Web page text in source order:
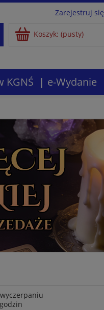
Zarejestruj się
Koszyk: (pusty)
KGNŚ e-Wydanie